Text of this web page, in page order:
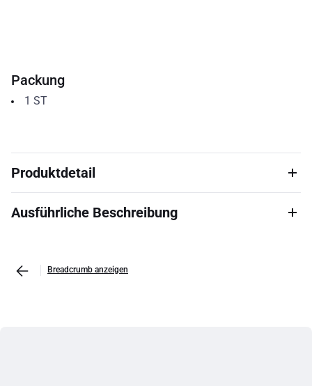
Packung
1 ST
Produktdetail
Ausführliche Beschreibung
Breadcrumb anzeigen